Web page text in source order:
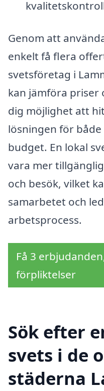
Genom att
enkelt få flera
svetsföretag i
kan jämföra priser
dig möjlighet att
lösningen för
budget. En lokal
vara mer
och besök, vilket
samarbetet och
arbetsprocess.
Få 3
förpliktelser
Sök efter
svets i de
städerna